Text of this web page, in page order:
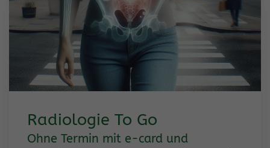
Radiologie To Go
Ohne Termin mit e-card und